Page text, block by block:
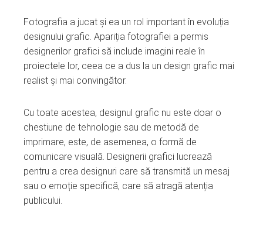
Fotografia a jucat și ea un rol important în evoluția
designului grafic. Apariția fotografiei a permis
designerilor grafici să include imagini reale în
proiectele lor, ceea ce a dus la un design grafic mai
realist și mai convingător.
Cu toate acestea, designul grafic nu este doar o
chestiune de tehnologie sau de metodă de
imprimare, este, de asemenea, o formă de
comunicare visuală. Designerii grafici lucrează
pentru a crea designuri care să transmită un mesaj
sau o emoție specifică, care să atragă atenția
publicului.